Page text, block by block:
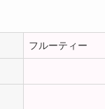
フルーティー